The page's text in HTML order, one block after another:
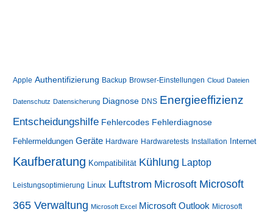
Apple Authentifizierung Backup Browser-Einstellungen Cloud Dateien
Datenschutz Datensicherung Diagnose DNS Energieeffizienz
Entscheidungshilfe Fehlercodes Fehlerdiagnose
Fehlermeldungen Geräte Hardware Hardwaretests Installation Internet
Kaufberatung Kompatibilität Kühlung Laptop
Leistungsoptimierung Linux Luftstrom Microsoft Microsoft
365 Verwaltung Microsoft Excel Microsoft Outlook Microsoft